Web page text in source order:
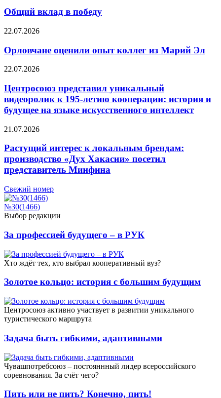
Общий вклад в победу
22.07.2026
Орловчане оценили опыт коллег из Марий Эл
22.07.2026
Центросоюз представил уникальный
видеоролик к 195-летию кооперации: история и
будущее на языке искусственного интеллект
21.07.2026
Растущий интерес к локальным брендам:
производство «Дух Хакасии» посетил
представитель Минфина
Свежий номер
№30(1466)
Выбор редакции
За профессией будущего – в РУК
Xто ждёт тех, кто выбрал кооперативный вуз?
Золотое кольцо: история с большим будущим
Центросоюз активно участвует в развитии уникального
туристического маршрута
Задача быть гибкими, адаптивными
Чувашпотребсоюз – постояннный лидер всероссийского
соревнования. За счёт чего?
Пить или не пить? Конечно, пить!